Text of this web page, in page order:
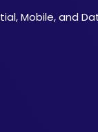
Mobile, and